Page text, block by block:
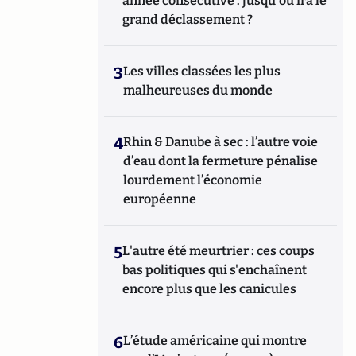
grand déclassement ?
3Les villes classées les plus
malheureuses du monde
4Rhin & Danube à sec : l’autre voie
d’eau dont la fermeture pénalise
lourdement l’économie
européenne
5L'autre été meurtrier : ces coups
bas politiques qui s'enchaînent
encore plus que les canicules
6L’étude américaine qui montre